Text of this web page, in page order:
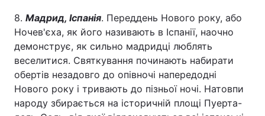
8. Мадрид, Іспанія. Переддень Нового року, або
Ночев'єха, як його називають в Іспанії, наочно
демонструє, як сильно мадридці люблять
веселитися. Святкування починають набирати
обертів незадовго до опівночі напередодні
Нового року і тривають до пізньої ночі. Натовпи
народу збирається на історичній площі Пуерта-